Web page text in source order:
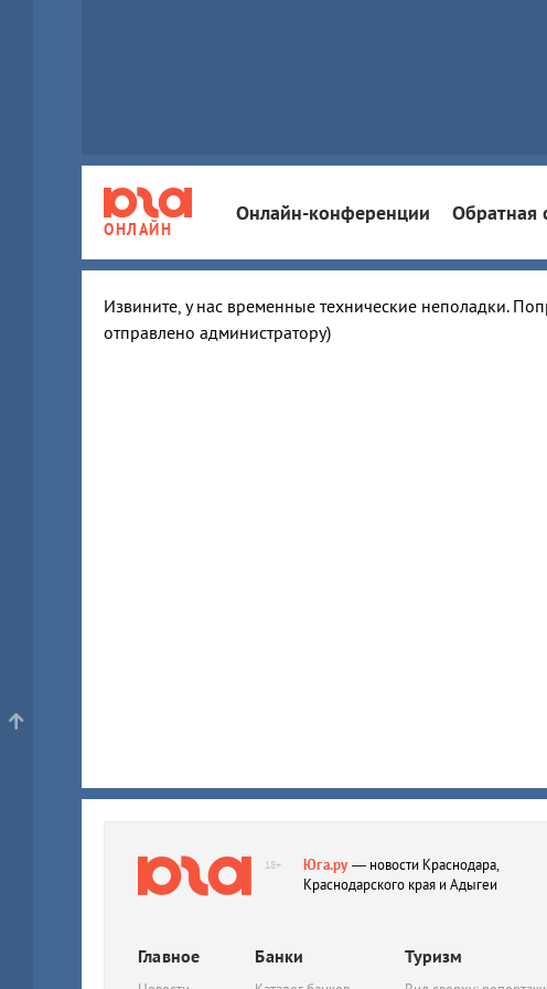
ОНЛАЙН
Онлайн-конференции Обратная
Извините, у нас временные технические неполадки.
отправлено администратору)
18+ Юга.ру— новости Краснодара,
Краснодарского края и Адыгеи
Главное Банки Туризм